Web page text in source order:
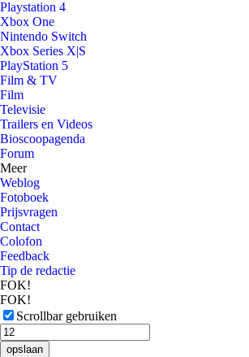
Playstation 4
Xbox One
Nintendo Switch
Xbox Series X|S
PlayStation 5
Film & TV
Film
Televisie
Trailers en Videos
Bioscoopagenda
Forum
Meer
Weblog
Fotoboek
Prijsvragen
Contact
Colofon
Feedback
Tip de redactie
FOK!
FOK!
Scrollbar gebruiken
opslaan